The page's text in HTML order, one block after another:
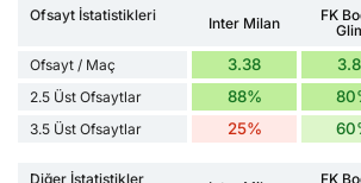
Ofsayt İstatistikleri Inter Milan
FK
Ofsayt / Maç 3.38
2.5 Üst Ofsaytlar 88%
3.5 Üst Ofsaytlar 25%
Diğer İstatistikler
FK